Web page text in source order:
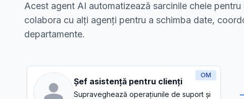
Acest agent AI automatizează sarcinile cheie
colabora cu alți agenți pentru a schimba date,
departamente.
OM
Șef asistență pentru clienți
Supraveghează operațiunile de suport și